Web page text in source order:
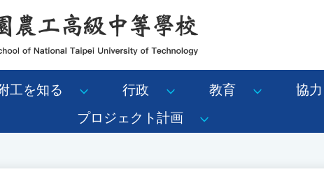
工を知る 行政 教育 協力
プロジェクト計画